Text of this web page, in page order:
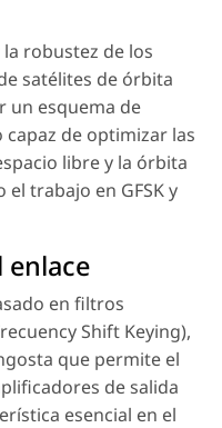
robustez de los
satélites de órbita
un esquema de
de optimizar las
libre y la órbita
trabajo en GFSK y
enlace
en filtros
Shift Keying),
que permite el
de salida
esencial en el